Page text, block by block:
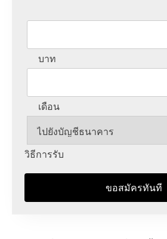
บาท
เดือน
วิธีการรับ
ขอสมัครทันที